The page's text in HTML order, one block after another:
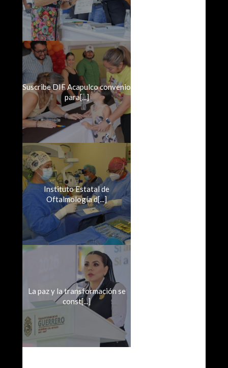
Suscribe DIF Acapulco convenio
para[...]
Instituto Estatal de
Oftalmología d[...]
La paz y la transformación se
const[...]